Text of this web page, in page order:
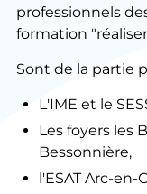
professionnels
formation
Sont de la partie
L'IME et le
Les foyers les
Bessonnière,
l'ESAT Arc-en-